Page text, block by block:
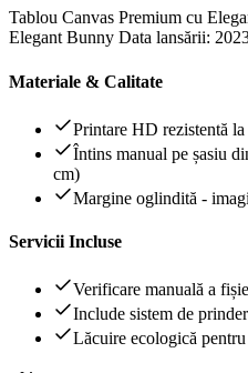
Tablou Canvas Premium cu
Elegant Bunny Data lansării:
Materiale & Calitate
Printare HD rezistentă
Întins manual pe șasiu
cm)
Margine oglindită -
Servicii Incluse
Verificare manuală a
Include sistem de
Lăcuire ecologică